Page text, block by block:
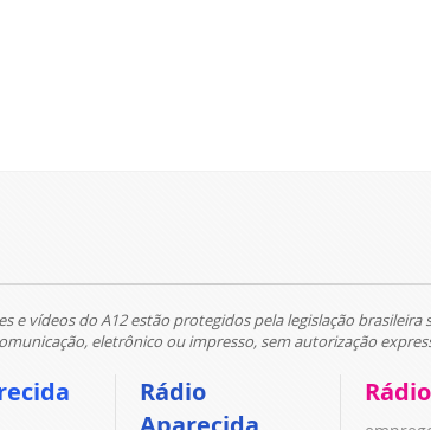
e vídeos do A12 estão protegidos pela legislação
eletrônico ou impresso, sem autorização
Rádio